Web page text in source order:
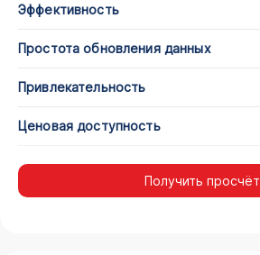
Эффективность
Простота обновления данных
Привлекательность
Ценовая доступность
Получить просчёт